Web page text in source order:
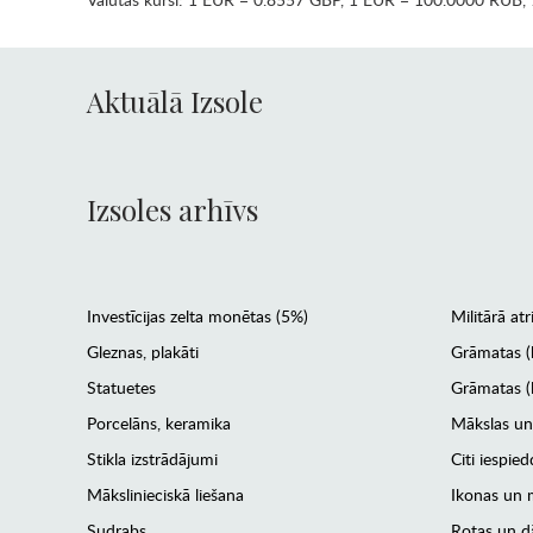
Aktuālā Izsole
Izsoles arhīvs
Investīcijas zelta monētas (5%)
Gleznas, plakāti
Statuetes
Porcelāns, keramika
Stikla izstrādājumi
Mākslinieciskā liešana
Militārā
Grāmatas
Grāmatas
Mākslas
Citi
Ikonas un